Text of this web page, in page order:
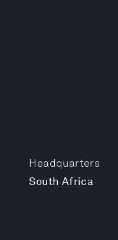
Headquarters
South Africa